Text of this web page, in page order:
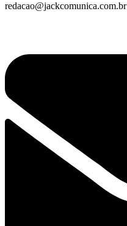
redacao@jackcomunica.com.br